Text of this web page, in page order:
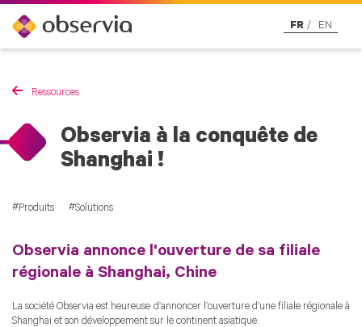
FR EN
Ressources
Observia à la conquête de
Shanghai !
Produits Solutions
Observia annonce l'ouverture de sa filiale
régionale à Shanghai, Chine
La société Observia est heureuse d’annoncer l’ouverture d’une filiale régionale à
Shanghai et son développement sur le continent asiatique.